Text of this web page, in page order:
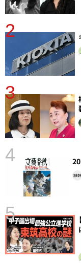
2
3
4
5